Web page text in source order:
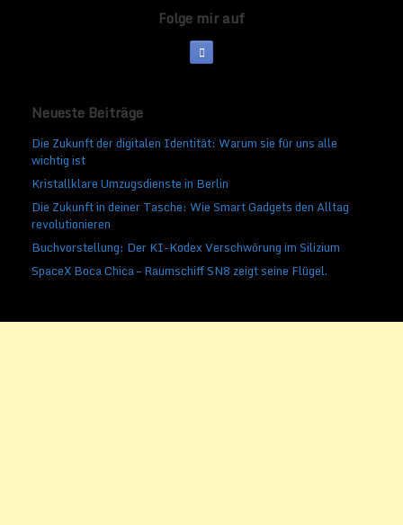
Folge mir auf
Neueste Beiträge
Die Zukunft der digitalen Identität: Warum sie für uns alle
wichtig ist
Kristallklare Umzugsdienste in Berlin
Die Zukunft in deiner Tasche: Wie Smart Gadgets den Alltag
revolutionieren
Buchvorstellung: Der KI-Kodex Verschwörung im Silizium
SpaceX Boca Chica – Raumschiff SN8 zeigt seine Flügel.